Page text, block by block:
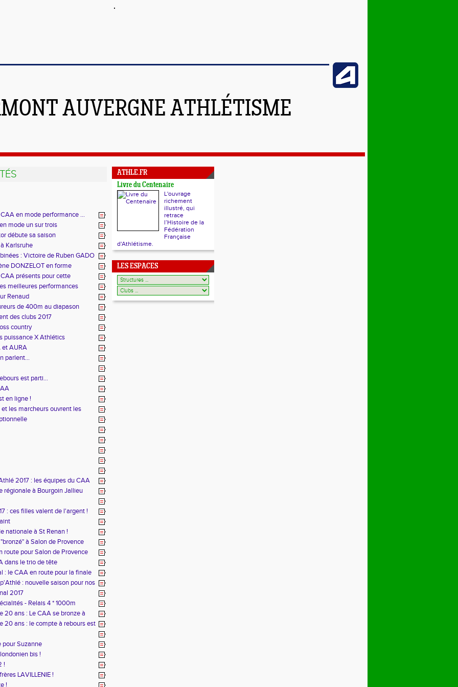
AUVERGNE ATHLÉTISME
en mode performance ...
mode un sur trois
débute sa saison
Karlsruhe
: Victoire de Ruben GADO
DONZELOT en forme
présents pour cette
meilleures performances
Renaud
de 400m au diapason
des clubs 2017
country
puissance X Athlétics
et AURA
parlent...
est parti...
en ligne !
les marcheurs ouvrent les
2017 : les équipes du CAA
régionale à Bourgoin Jallieu
: ces filles valent de l'argent !
nationale à St Renan !
à Salon de Provence
route pour Salon de Provence
dans le trio de tête
: le CAA en route pour la finale
: nouvelle saison pour nos
2017
- Relais 4 * 1000m
20 ans : Le CAA se bronze à
20 ans : le compte à rebours est
pour Suzanne
bis !
!
LAVILLENIE !
!
ATHLE.FR
Livre du Centenaire
L'ouvrage
richement
illustré, qui
retrace
l’Histoire de la
Fédération
Française
d'Athlétisme.
LES ESPACES